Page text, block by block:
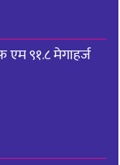
एम ९१.८ मेगाहर्ज